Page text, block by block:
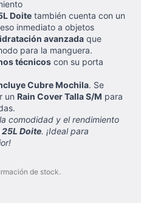
Doite también cuenta con un
inmediato a objetos
avanzada que
para la manguera.
técnicos con su porta
Cubre Mochila. Se
un Rain Cover Talla S/M para
comodidad y el rendimiento
Doite. ¡Ideal para
de stock.